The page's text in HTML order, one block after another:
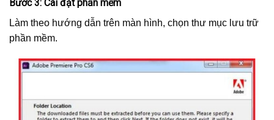
Bước 3: Cài đặt phần mềm
Làm theo hướng dẫn trên màn hình, chọn thư mục lưu trữ
phần mềm.